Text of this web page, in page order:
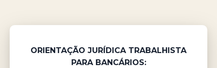
ORIENTAÇÃO JURÍDICA TRABALHISTA
PARA BANCÁRIOS: